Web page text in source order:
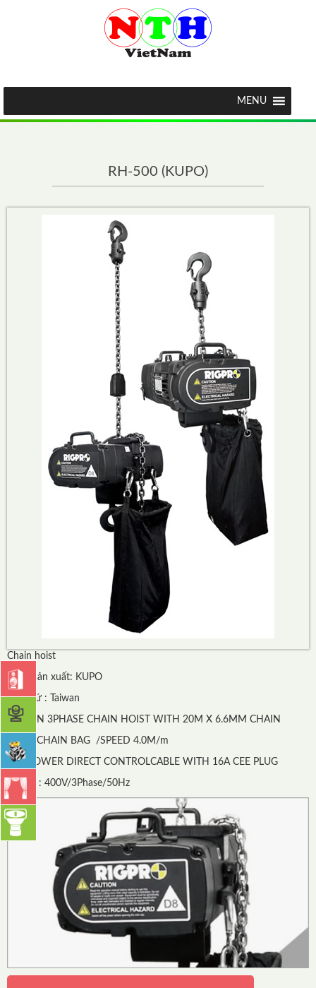
MENU
RH-500 (KUPO)
Chain hoist
Hãng sản xuất: KUPO
Xuất xứ : Taiwan
0.5 TON 3PHASE CHAIN HOIST WITH 20M X 6.6MM CHAIN
WITH CHAIN BAG /SPEED 4.0M/m
3M POWER DIRECT CONTROLCABLE WITH 16A CEE PLUG
INPUT : 400V/3Phase/50Hz